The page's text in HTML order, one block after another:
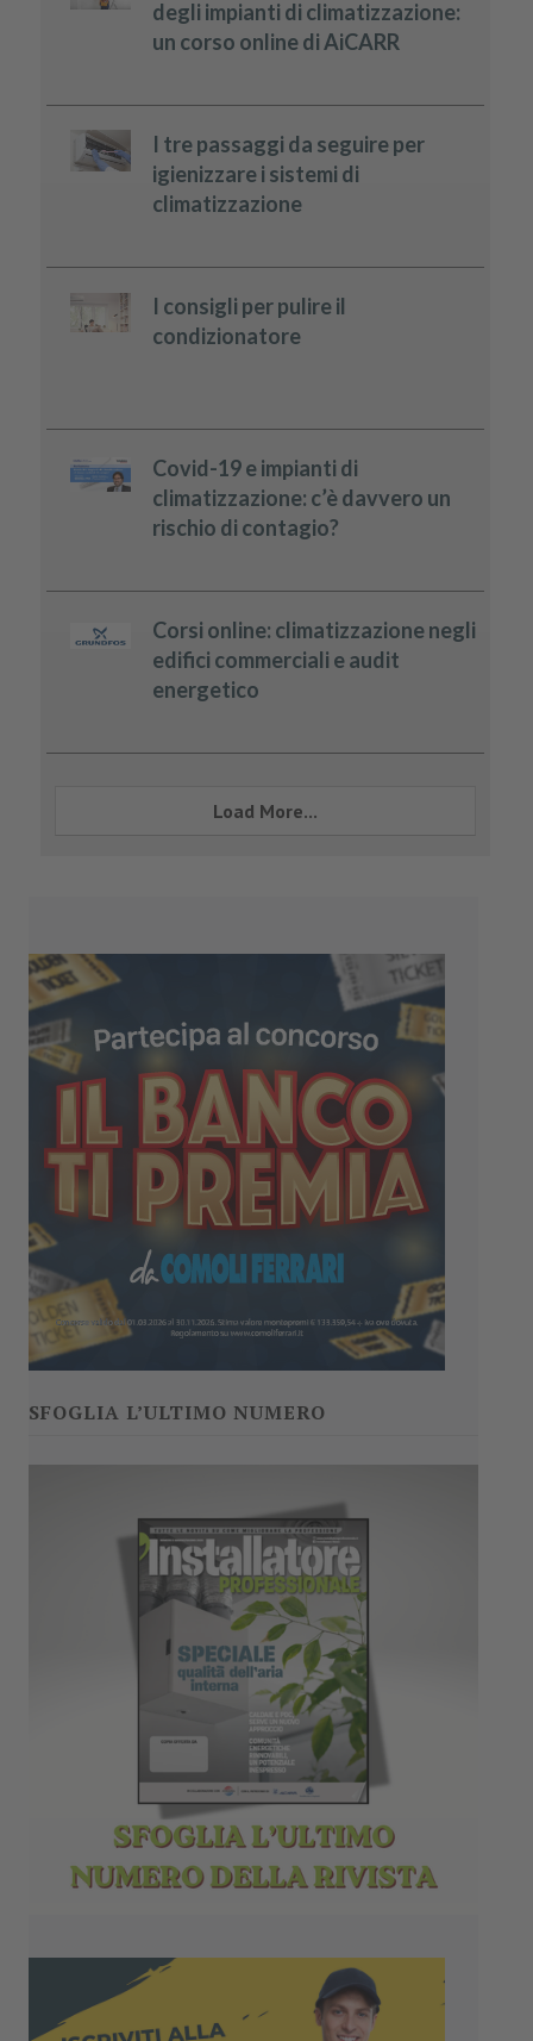
degli impianti di climatizzazione:
un corso online di AiCARR
I tre passaggi da seguire per
igienizzare i sistemi di
climatizzazione
I consigli per pulire il
condizionatore
Covid-19 e impianti di
climatizzazione: c’è davvero un
rischio di contagio?
Corsi online: climatizzazione negli
edifici commerciali e audit
energetico
Load More...
SFOGLIA L’ULTIMO NUMERO